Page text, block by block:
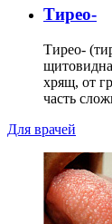
Тирео-
Тирео-
хрящ, от
часть
Для врачей